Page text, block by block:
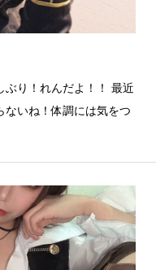
ぶり！れんだよ！！ 最近
ないね！体調には気をつ